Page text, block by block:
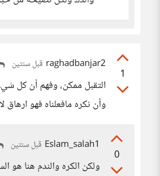
1
raghadbanjar2 قبل سنتين
التقبل ممكن، وفهم أن كل
وأن نكره مافعلناه فهو
0
Eslam_salah1 قبل سنتين
ولكن الكره والندم هنا هو